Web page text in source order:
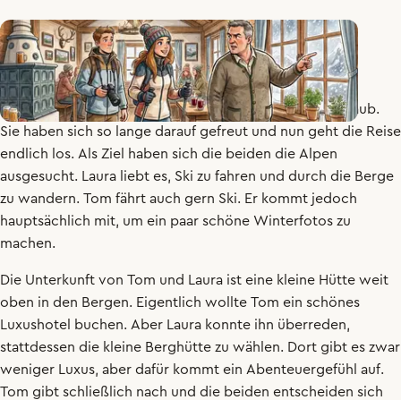
Endlich ist es so weit! Tom und Laura fahren in den Urlaub.
Sie haben sich so lange darauf gefreut und nun geht die Reise
endlich los. Als Ziel haben sich die beiden die Alpen
ausgesucht. Laura liebt es, Ski zu fahren und durch die Berge
zu wandern. Tom fährt auch gern Ski. Er kommt jedoch
hauptsächlich mit, um ein paar schöne Winterfotos zu
machen.
Die Unterkunft von Tom und Laura ist eine kleine Hütte weit
oben in den Bergen. Eigentlich wollte Tom ein schönes
Luxushotel
buchen. Aber Laura konnte ihn überreden,
stattdessen die kleine Berghütte zu wählen. Dort gibt es zwar
weniger Luxus, aber dafür kommt ein Abenteuergefühl auf.
Tom gibt schließlich nach und die beiden entscheiden sich